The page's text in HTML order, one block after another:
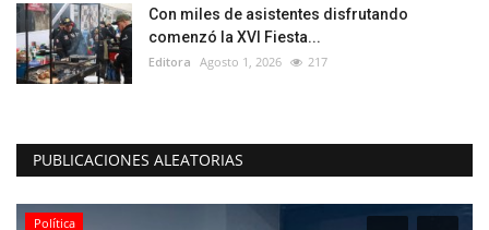
Con miles de asistentes disfrutando
comenzó la XVI Fiesta...
Editora Agosto 1, 2026 217
PUBLICACIONES ALEATORIAS
Política